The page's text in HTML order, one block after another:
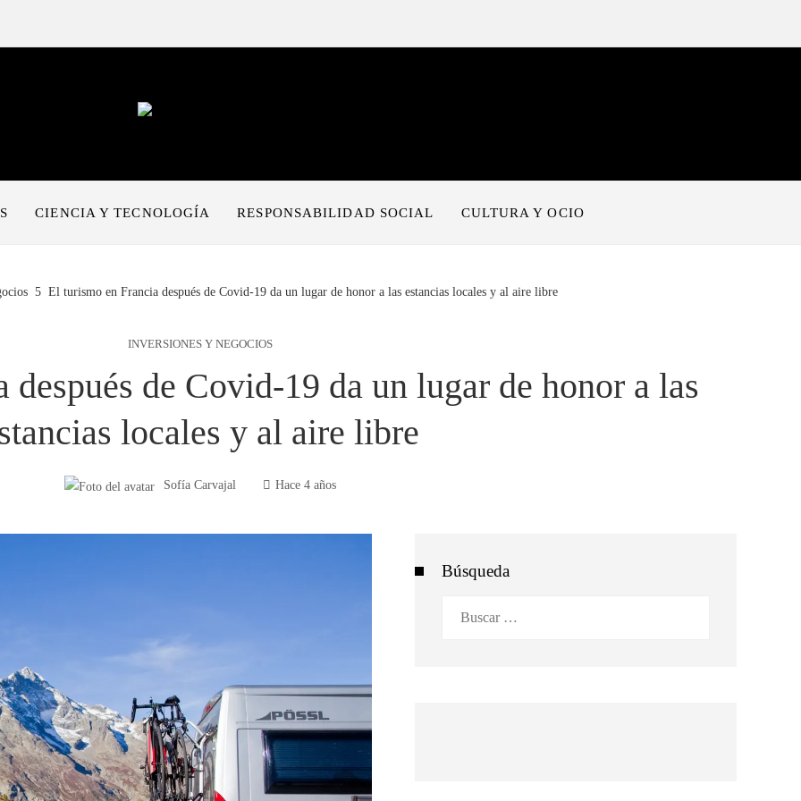
CIENCIA Y TECNOLOGÍA RESPONSABILIDAD SOCIAL CULTURA Y OCIO
El turismo en Francia después de Covid-19 da un lugar de honor a las estancias locales y al aire libre
INVERSIONES Y NEGOCIOS
de Covid-19 da un lugar de honor a las
locales y al aire libre
Sofía Carvajal Hace 4 años
Búsqueda